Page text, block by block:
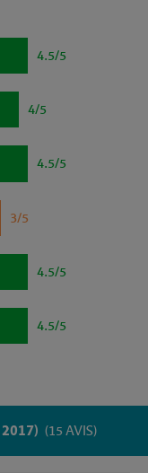
4.5/5
4/5
4.5/5
3/5
4.5/5
4.5/5
(15 AVIS)